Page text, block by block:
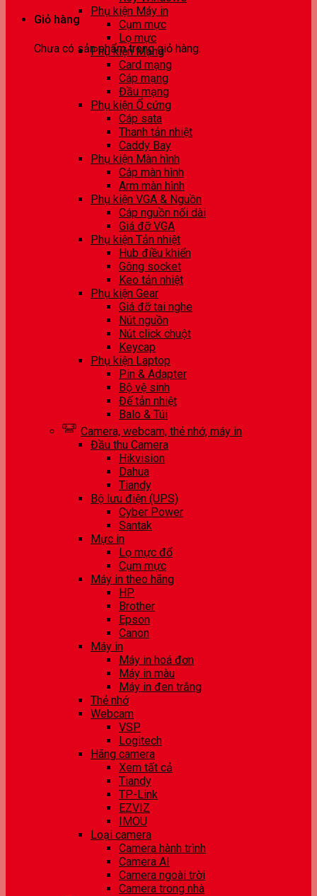
Giỏ hàng
Chưa có sản phẩm trong giỏ hàng.
Phụ kiện Máy in
Cụm mực
Lọ mực
Phụ kiện Mạng
Card mạng
Cáp mạng
Đầu mạng
Phụ kiện Ổ cứng
Cáp sata
Thanh tản nhiệt
Caddy Bay
Phụ kiện Màn hình
Cáp màn hình
Arm màn hình
Phụ kiện VGA & Nguồn
Cáp nguồn nối dài
Giá đỡ VGA
Phụ kiện Tản nhiệt
Hub điều khiển
Gông socket
Keo tản nhiệt
Phụ kiện Gear
Giá đỡ tai nghe
Nút nguồn
Nút click chuột
Keycap
Phụ kiện Laptop
Pin & Adapter
Bộ vệ sinh
Đế tản nhiệt
Balo & Túi
Camera, webcam, thẻ nhớ, máy in
Đầu thu Camera
Hikvision
Dahua
Tiandy
Bộ lưu điện (UPS)
Cyber Power
Santak
Mực in
Lọ mực đổ
Cụm mực
Máy in theo hãng
HP
Brother
Epson
Canon
Máy in
Máy in hoá đơn
Máy in màu
Máy in đen trắng
Thẻ nhớ
Webcam
VSP
Logitech
Hãng camera
Xem tất cả
Tiandy
TP-Link
EZVIZ
IMOU
Loại camera
Camera hành trình
Camera AI
Camera ngoài trời
Camera trong nhà